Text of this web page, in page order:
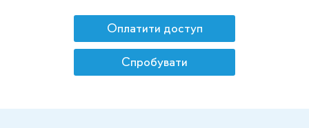
Оплатити доступ
Спробувати